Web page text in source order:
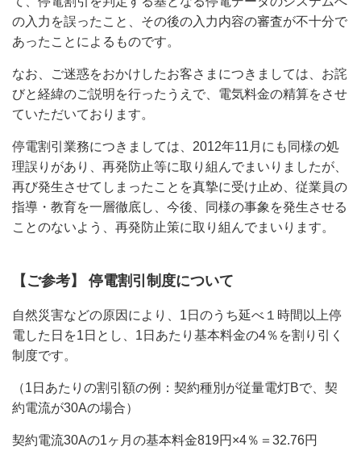
の入力を誤ったこと、その後の入力内容の審査が不十分で
あったことによるものです。
なお、ご迷惑をおかけしたお客さまにつきましては、お詫
びと経緯のご説明を行ったうえで、電気料金の精算をさせ
ていただいております。
停電割引業務につきましては、2012年11月にも同様の処
理誤りがあり、再発防止等に取り組んでまいりましたが、
再び発生させてしまったことを真摯に受け止め、従業員の
指導・教育を一層徹底し、今後、同様の事象を発生させる
ことのないよう、再発防止策に取り組んでまいります。
【ご参考】 停電割引制度について
自然災害などの原因により、1日のうち延べ１時間以上停
電した日を1日とし、1日あたり基本料金の4％を割り引く
制度です。
（1日あたりの割引額の例：契約種別が従量電灯Bで、契
約電流が30Aの場合）
契約電流30Aの1ヶ月の基本料金819円×4％＝32.76円